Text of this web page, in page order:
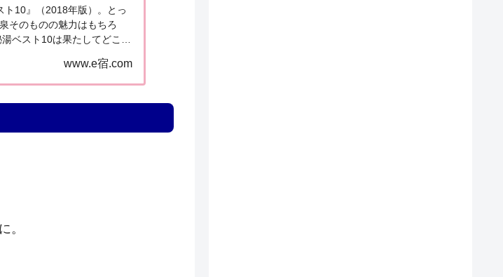
ト10』（2018年版）。とっ
そのものの魅力はもちろ
ベスト10は果たしてどこ
www.e宿.com
。